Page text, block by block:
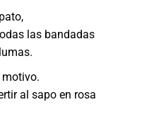
las bandadas
al sapo en rosa